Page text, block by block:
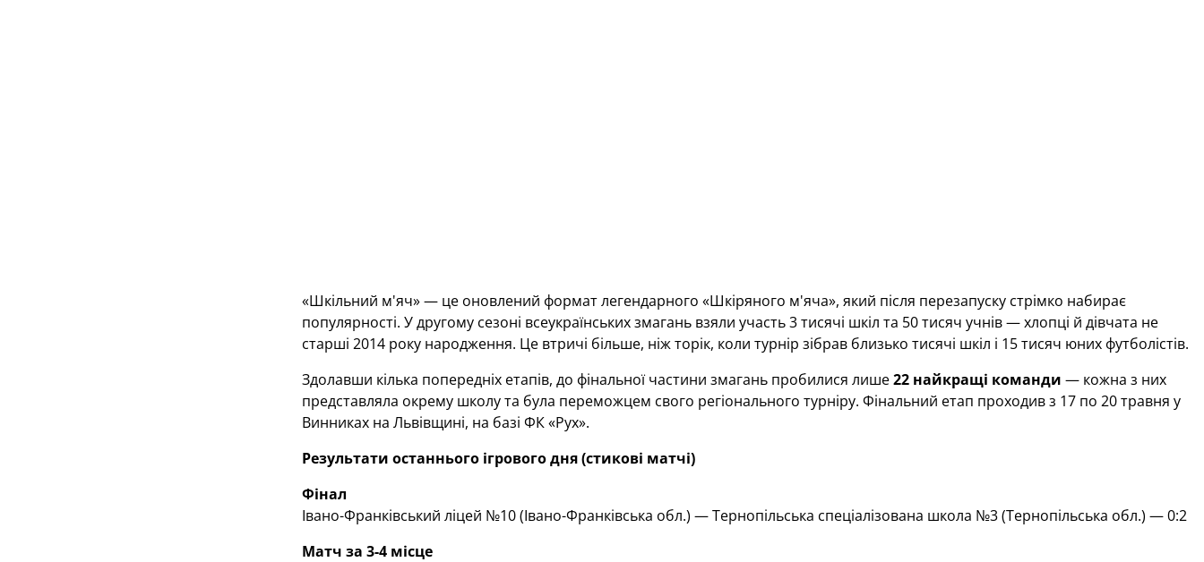
«Шкільний м'яч» — це оновлений формат легендарного «Шкіряного м'яча», який після перезапуску стрімко набирає
популярності. У другому сезоні всеукраїнських змагань взяли участь 3 тисячі шкіл та 50 тисяч учнів — хлопці й дівчата не
старші 2014 року народження. Це втричі більше, ніж торік, коли турнір зібрав близько тисячі шкіл і 15 тисяч юних футболістів.
Здолавши кілька попередніх етапів, до фінальної частини змагань пробилися лише22 найкращі команди — кожна з них
представляла окрему школу та була переможцем свого регіонального турніру. Фінальний етап проходив з 17 по 20 травня у
Винниках на Львівщині, на базі ФК «Рух».
Результати останнього ігрового дня (стикові матчі)
Фінал
Івано-Франківський ліцей №10 (Івано-Франківська обл.) — Тернопільська спеціалізована школа №3 (Тернопільська обл.) — 0:2
Матч за 3-4 місце